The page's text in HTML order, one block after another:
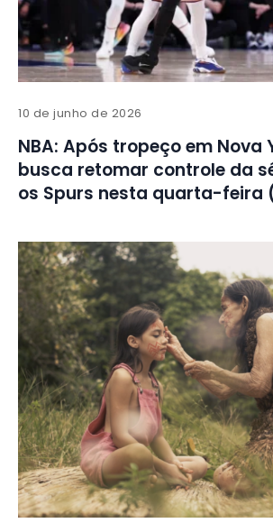
10 de junho de 2026
NBA: Após tropeço em Nova
busca retomar controle da
os Spurs nesta quarta-feira